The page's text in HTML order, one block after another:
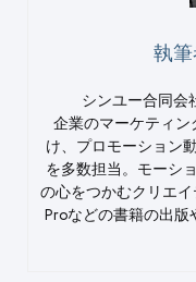
執
シンユー合同会
企業のマーケティ
け、プロモーション
を多数担当。モーシ
の心をつかむクリエイ
Proなどの書籍の出版